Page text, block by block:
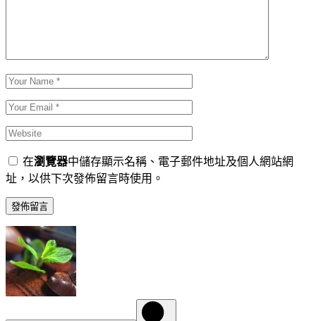
在瀏覽器中儲存顯示名稱、電子郵件地址及個人網站網
址，以供下次發佈留言時使用。
發佈留言